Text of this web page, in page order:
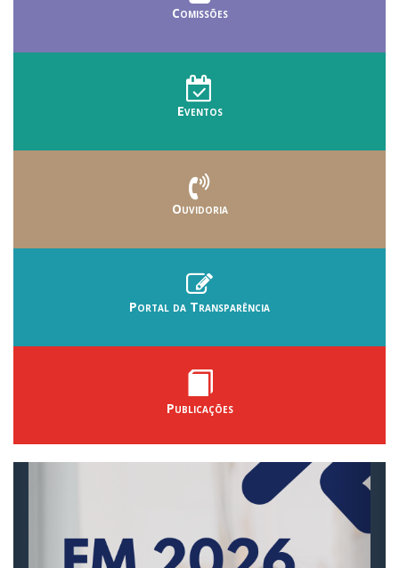
Comissões
Eventos
Ouvidoria
Portal da Transparência
Publicações